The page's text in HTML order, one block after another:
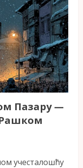
Пазару —
Рашком
учесталошћу